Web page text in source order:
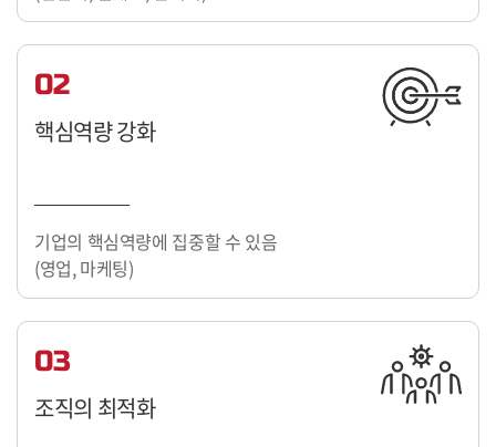
02
핵심역량 강화
기업의 핵심역량에 집중할 수 있음
(영업, 마케팅)
03
조직의 최적화